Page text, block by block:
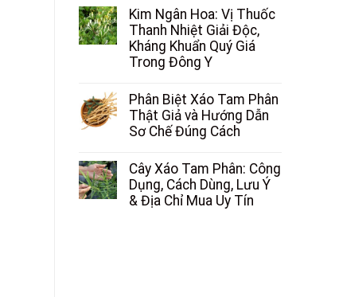
Kim Ngân Hoa: Vị Thuốc
Thanh Nhiệt Giải Độc,
Kháng Khuẩn Quý Giá
Trong Đông Y
Phân Biệt Xáo Tam Phân
Thật Giả và Hướng Dẫn
Sơ Chế Đúng Cách
Cây Xáo Tam Phân: Công
Dụng, Cách Dùng, Lưu Ý
& Địa Chỉ Mua Uy Tín